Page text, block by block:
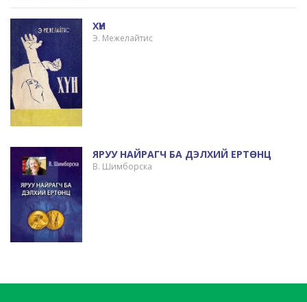
XҮН
Э. Межелайтис
ЯРУУ НАЙРАГЧ БА ДЭЛХИЙ ЕРТӨНЦ
В. Шимборска